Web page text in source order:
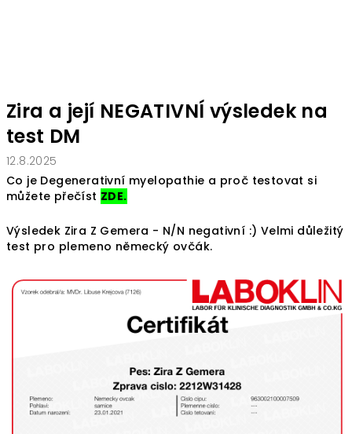
Zira a její NEGATIVNÍ výsledek na
test DM
12.8.2025
Co je Degenerativní myelopathie a proč testovat si
můžete přečíst ZDE.
Výsledek Zira Z Gemera - N/N negativní :) Velmi důležitý
test pro plemeno německý ovčák.